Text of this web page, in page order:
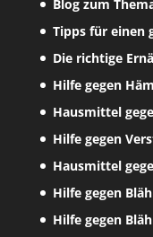
Blog zum
Tipps für einen
Die richtige
Hilfe gegen
Hausmittel
Hilfe gegen
Hausmittel
Hilfe gegen
Hilfe gegen